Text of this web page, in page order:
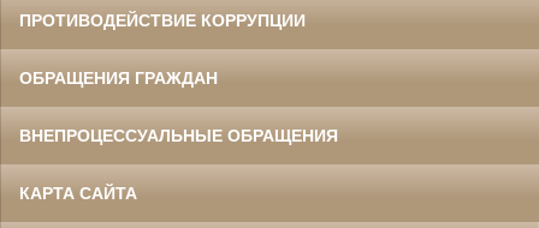
ПРОТИВОДЕЙСТВИЕ КОРРУПЦИИ
ОБРАЩЕНИЯ ГРАЖДАН
ВНЕПРОЦЕССУАЛЬНЫЕ ОБРАЩЕНИЯ
КАРТА САЙТА